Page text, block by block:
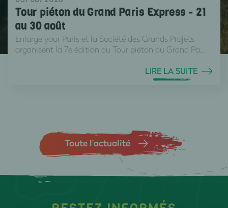
Tour piéton du Grand Paris Express - 21
au 30 août
Enlarge your Paris et la Société des Grands Projets
organisent la 7e édition du Tour piéton du Grand Pa...
LIRE LA SUITE
Toute l’actualité